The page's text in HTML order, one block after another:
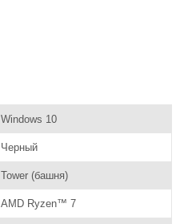
Windows 10
Черный
Tower (башня)
AMD Ryzen™ 7